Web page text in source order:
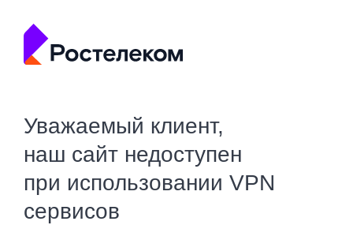
Уважаемый клиент,
наш сайт недоступен
при использовании VPN
сервисов